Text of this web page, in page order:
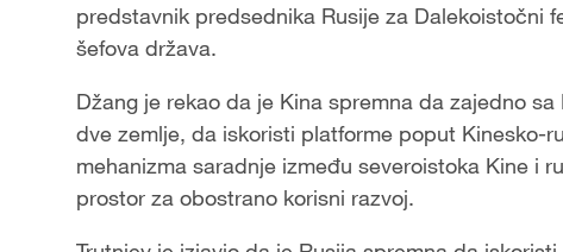
predstavnik predsednika Rusije za Dalekoistočni
šefova država.
Džang je rekao da je Kina spremna da zajedno
dve zemlje, da iskoristi platforme poput Kinesko-
mehanizma saradnje između severoistoka Kine i
prostor za obostrano korisni razvoj.